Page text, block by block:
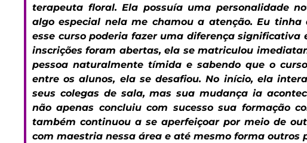
terapeuta floral. Ela possuía uma personalidade
algo especial nela me chamou a atenção. Eu tinha
esse curso poderia fazer uma diferença significativa
inscrições foram abertas, ela se matriculou
pessoa naturalmente tímida e sabendo que o
entre os alunos, ela se desafiou. No início, ela
seus colegas de sala, mas sua mudança ia
não apenas concluiu com sucesso sua formação
também continuou a se aperfeiçoar por meio de
com maestria nessa área e até mesmo forma outros